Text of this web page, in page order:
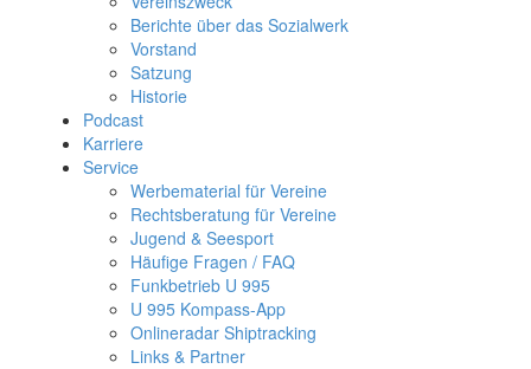
Berichte über das Sozialwerk
Vorstand
Satzung
Historie
Podcast
Karriere
Service
Werbematerial für Vereine
Rechtsberatung für Vereine
Jugend & Seesport
Häufige Fragen / FAQ
Funkbetrieb U 995
U 995 Kompass-App
Onlineradar Shiptracking
Links & Partner